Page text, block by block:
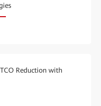
Reduction with